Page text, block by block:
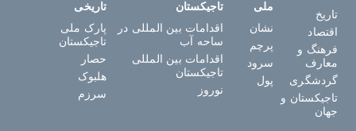
تاریخ
اقتصاد
فرهنگ و
معارف
گردشگری
تاجیکستان و
جهان
ملی
نشان
پرچم
سرود
پول
تاجیکستان
اقدامات بین المللی در
ساحه آب
اقدامات بین المللی
تاجیکستان
نوروز
تاریخی
پارک ملی
تاجیکستان
حصار
هلبوک
سرزم